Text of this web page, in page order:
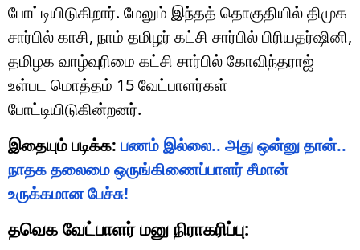
போட்டியிடுகிறார். மேலும் இந்தத் தொகுதியில் திமுக
சார்பில் காசி, நாம் தமிழர் கட்சி சார்பில் பிரியதர்ஷினி,
தமிழக வாழ்வுரிமை கட்சி சார்பில் கோவிந்தராஜ்
உள்பட மொத்தம் 15 வேட்பாளர்கள்
போட்டியிடுகின்றனர்.
இதையும் படிக்க: பணம் இல்லை.. அது ஒன்னு தான்..
நாதக தலைமை ஒருங்கிணைப்பாளர் சீமான்
உருக்கமான பேச்சு!
தவெக வேட்பாளர் மனு நிராகரிப்பு: